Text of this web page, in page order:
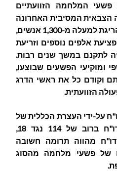
המלחמה הזוועתיים
המסיבית האחרונה
על רצועת עזה. אלה כללו הריגת למעלה מ-1,300 אנשים,
אלפים נוספים וזריעת
לתקנם במשך שנים רבות.
ומוקיעי הפשעים שבוצעו,
וקודם כל את ראשי הדרג
הזוועתית.
על-ידי העצרת הכללית של
האו"ם, שאישרה את הדו"ח ברוב של 114 נגד 18,
אימוץ הדו"ח מהווה תרומה חשובה
של פשעי מלחמה מהסוג